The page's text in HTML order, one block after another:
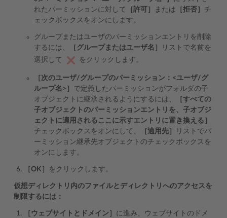
れたパーミッションに対して
［許可］ または ［拒否］ チ
ェックボックスをオンにします。
グループまたはユーザのパーミッションエントリを削除
するには、
［グループまたはユーザ名］
リストで名前を
選択して
をクリックします。
［次のユーザ/グループのパーミッション：<ユーザ/グ
ループ名>］ で定義したパーミッションがフォルダの子
オブジェクトに継承されるようにするには、
［すべての
子オブジェクトのパーミッションエントリを、子オブジ
ェクトに適用されるここに示すエントリに置き換える］
チェックボックスをオンにして、
［適用先］
リストでパ
ーミッション継承先オブジェクトのチェックボックスを
オンにします。
［OK］ をクリックします。
仮想ディレクトリ内のファイルとディレクトリへのアクセスを
制限するには：
［ウェブサイトとドメイン］ に進み、ウェブサイトのドメ